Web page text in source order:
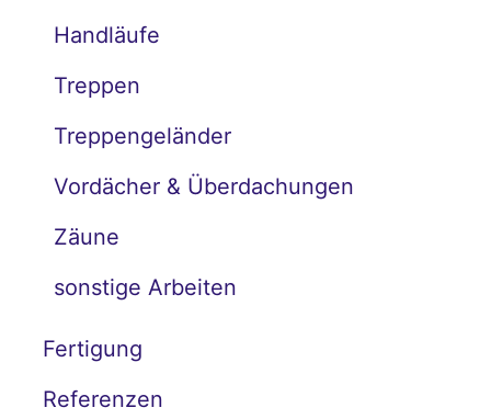
Handläufe
Treppen
Treppengeländer
Vordächer & Überdachungen
Zäune
sonstige Arbeiten
Fertigung
Referenzen